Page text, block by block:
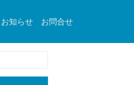
お知らせ お問合せ